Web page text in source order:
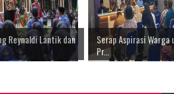
Reynaldi Lantik dan
Serap Aspirasi Warga
Pr...